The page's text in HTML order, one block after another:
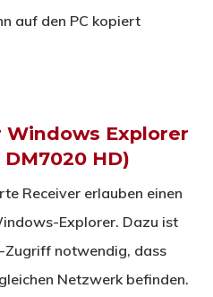
auf den PC kopiert
Explorer
HD)
Receiver erlauben einen
Explorer. Dazu ist
Zugriff notwendig, dass
Netzwerk befinden.